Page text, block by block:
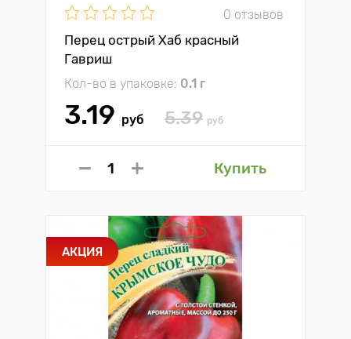
0 отзывов
Перец острый Хаб красный
Гавриш
Кол-во в упаковке: 0.1 г
3.19 руб 5.39 руб
Купить
АКЦИЯ